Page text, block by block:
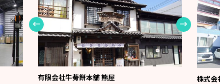
有限会社牛蒡餅本舗 熊屋 株式会